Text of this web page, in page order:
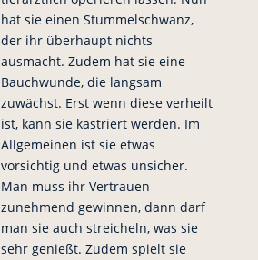
hat sie einen Stummelschwanz,
der ihr überhaupt nichts
ausmacht. Zudem hat sie eine
Bauchwunde, die langsam
zuwächst. Erst wenn diese verheilt
ist, kann sie kastriert werden. Im
Allgemeinen ist sie etwas
vorsichtig und etwas unsicher.
Man muss ihr Vertrauen
zunehmend gewinnen, dann darf
man sie auch streicheln, was sie
sehr genießt. Zudem spielt sie